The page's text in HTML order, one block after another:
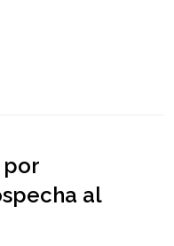
por
al